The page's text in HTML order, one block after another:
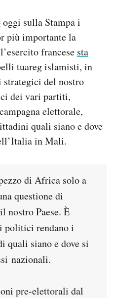
oggi sulla Stampa i
più importante la
francese sta
tuareg islamisti, in
del nostro
dei vari partiti,
elettorale,
quali siano e dove
in Mali.
di Africa solo a
questione di
nostro Paese. È
politici rendano i
quali siano e dove si
nazionali.
pre-elettorali dal